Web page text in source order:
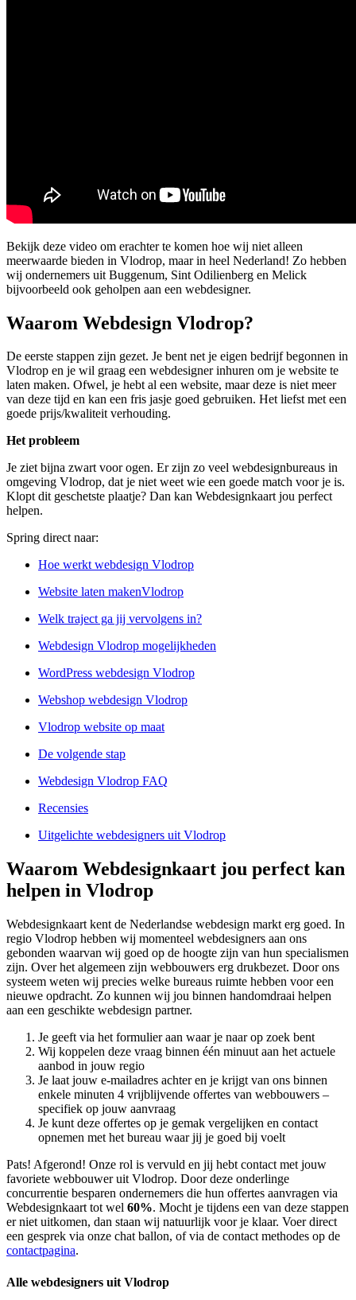
Bekijk deze video om erachter te komen hoe wij niet alleen
meerwaarde bieden in Vlodrop, maar in heel Nederland! Zo hebben
wij ondernemers uit Buggenum, Sint Odilienberg en Melick
bijvoorbeeld ook geholpen aan een webdesigner.
Waarom Webdesign Vlodrop?
De eerste stappen zijn gezet. Je bent net je eigen bedrijf begonnen in
Vlodrop en je wil graag een webdesigner inhuren om je website te
laten maken. Ofwel, je hebt al een website, maar deze is niet meer
van deze tijd en kan een fris jasje goed gebruiken. Het liefst met een
goede prijs/kwaliteit verhouding.
Het probleem
Je ziet bijna zwart voor ogen. Er zijn zo veel webdesignbureaus in
omgeving Vlodrop, dat je niet weet wie een goede match voor je is.
Klopt dit geschetste plaatje? Dan kan Webdesignkaart jou perfect
helpen.
Spring direct naar:
Hoe werkt webdesign Vlodrop
Website laten makenVlodrop
Welk traject ga jij vervolgens in?
Webdesign Vlodrop mogelijkheden
WordPress webdesign Vlodrop
Webshop webdesign Vlodrop
Vlodrop website op maat
De volgende stap
Webdesign Vlodrop FAQ
Recensies
Uitgelichte webdesigners uit Vlodrop
Waarom Webdesignkaart jou perfect kan
helpen in Vlodrop
Webdesignkaart kent de Nederlandse webdesign markt erg goed. In
regio Vlodrop hebben wij momenteel webdesigners aan ons
gebonden waarvan wij goed op de hoogte zijn van hun specialismen
zijn. Over het algemeen zijn webbouwers erg drukbezet. Door ons
systeem weten wij precies welke bureaus ruimte hebben voor een
nieuwe opdracht. Zo kunnen wij jou binnen handomdraai helpen
aan een geschikte webdesign partner.
Je geeft via het formulier aan waar je naar op zoek bent
Wij koppelen deze vraag binnen één minuut aan het actuele
aanbod in jouw regio
Je laat jouw e-mailadres achter en je krijgt van ons binnen
enkele minuten 4 vrijblijvende offertes van webbouwers –
specifiek op jouw aanvraag
Je kunt deze offertes op je gemak vergelijken en contact
opnemen met het bureau waar jij je goed bij voelt
Pats! Afgerond! Onze rol is vervuld en jij hebt contact met jouw
favoriete webbouwer uit Vlodrop. Door deze onderlinge
concurrentie besparen ondernemers die hun offertes aanvragen via
Webdesignkaart tot wel 60%. Mocht je tijdens een van deze stappen
er niet uitkomen, dan staan wij natuurlijk voor je klaar. Voer direct
een gesprek via onze chat ballon, of via de contact methodes op de
contactpagina.
Alle webdesigners uit Vlodrop